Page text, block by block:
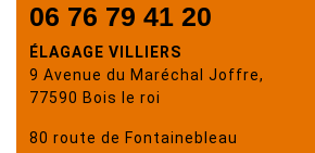
06 76 79 41 20
ÉLAGAGE VILLIERS
9 Avenue du Maréchal Joffre,
77590 Bois le roi
80 route de Fontainebleau